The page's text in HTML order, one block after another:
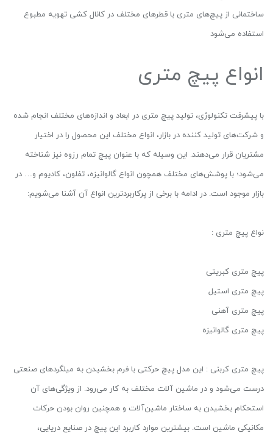
ساختمانی از پیچ‌های متری با قطرهای مختلف در کانال کشی تهویه مطبوع
استفاده می‌شود
انواع پیچ متری
با پیشرفت تکنولوژی، تولید پیچ متری در ابعاد و اندازه‌های مختلف انجام شده
و شرکت‌های تولید کننده در بازار، انواع مختلف این محصول را در اختیار
مشتریان قرار می‌دهند. این وسیله که با عنوان پیچ تمام رزوه نیز شناخته
می‌شود؛ با پوشش‌های مختلف همچون انواع گالوانیزه، تفلون، کادیوم و… در
بازار موجود است. در ادامه با برخی از پرکاربردترین انواع آن آشنا می‌شویم:
نواع پیچ متری :
پیچ متری کبریتی
پیچ متری استیل
پیچ متری آهنی
پیچ متری گالوانیزه
پیچ متری کربنی : این مدل پیچ حرکتی با فرم بخشیدن به میلگردهای صنعتی
درست می‌شود و در ماشین‌ آلات مختلف به کار می‌رود. از ویژگی‌های آن
استحکام بخشیدن به ساختار ماشین‌آلات و همچنین روان بودن حرکات
مکانیکی ماشین است. بیشترین موارد کاربرد این پیچ در صنایع دریایی،